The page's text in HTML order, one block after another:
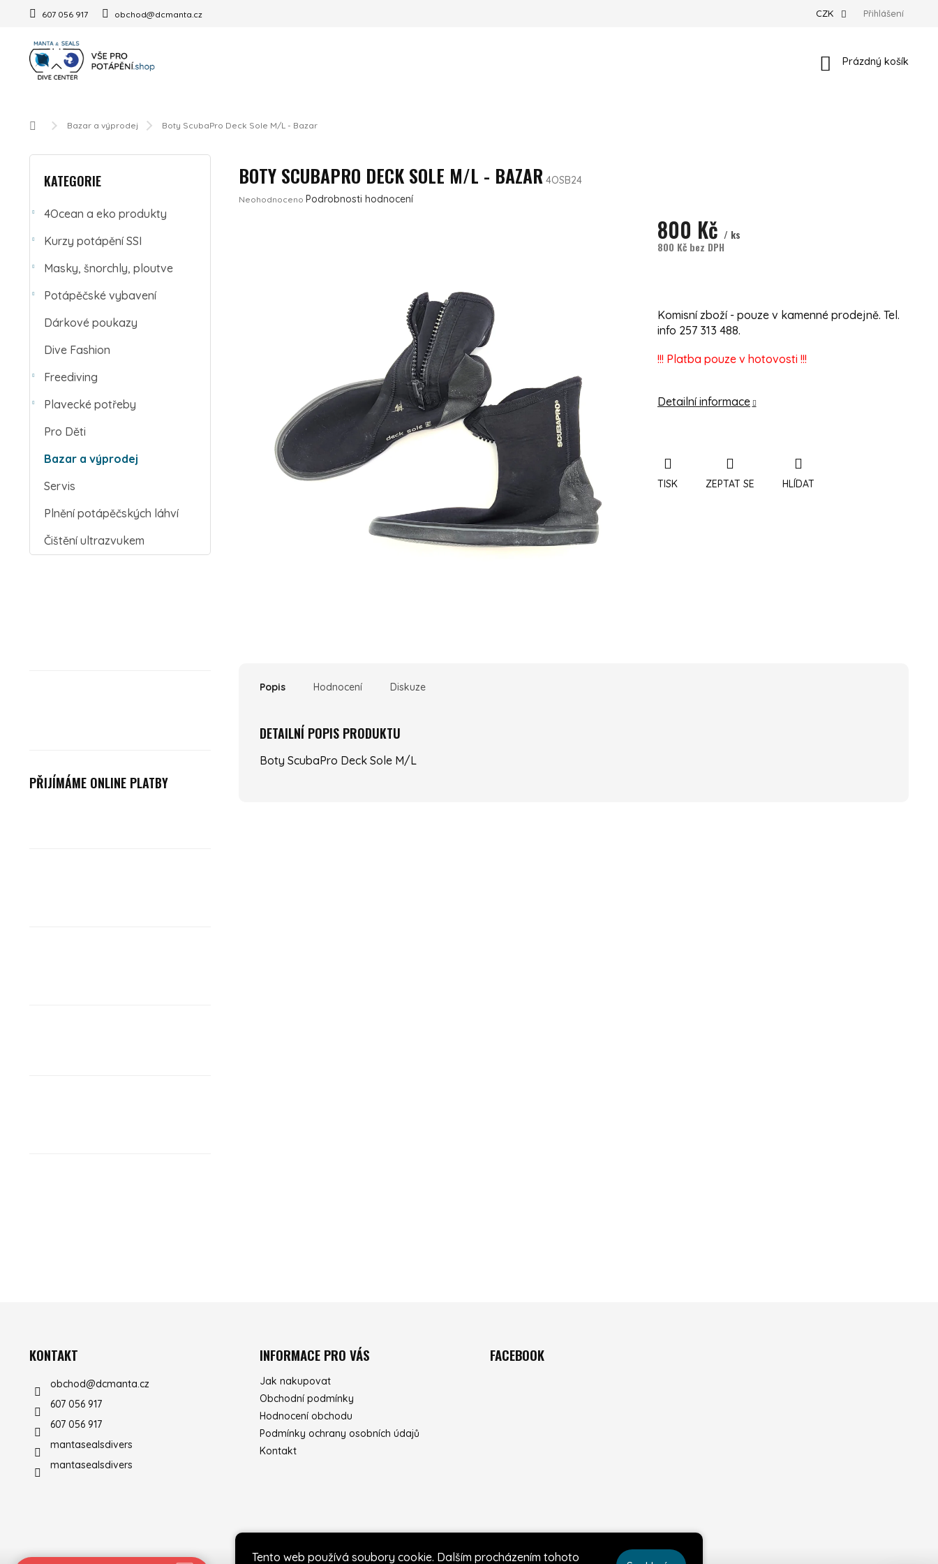
Tento web používá soubory cookie. Dalším procházením tohoto
607 056 917 obchod@dcmanta.cz CZK Přihlášení
Nákupní košík
Prázdný košík
Domů Bazar a výprodej Boty ScubaPro Deck Sole M/L - Bazar
POSTRANNÍ PANEL
KATEGORIE
4Ocean a eko produkty
Kurzy potápění SSI
Masky, šnorchly, ploutve
Potápěčské vybavení
Dárkové poukazy
Dive Fashion
Freediving
Plavecké potřeby
Pro Děti
Bazar a výprodej
Servis
Plnění potápěčských láhví
Čištění ultrazvukem
PŘIJÍMÁME ONLINE PLATBY
BOTY SCUBAPRO DECK SOLE M/L - BAZAR 4OSB24
Průměrné hodnocení produktu je 0,0 z 5 hvězdiček.
Neohodnoceno Podrobnosti hodnocení
800 Kč / ks
800 Kč bez DPH
Komisní zboží - pouze v kamenné prodejně. Tel.
info 257 313 488.
!!! Platba pouze v hotovosti !!!
Detailní informace
TISK ZEPTAT SE HLÍDAT
Popis Hodnocení Diskuze
DETAILNÍ POPIS PRODUKTU
Boty ScubaPro Deck Sole M/L
KONTAKT
obchod@dcmanta.cz
607 056 917
607 056 917
mantasealsdivers
mantasealsdivers
INFORMACE PRO VÁS
Jak nakupovat
Obchodní podmínky
Hodnocení obchodu
Podmínky ochrany osobních údajů
Kontakt
FACEBOOK